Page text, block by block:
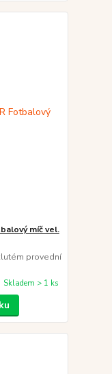
míč vel.
provední
Skladem > 1 ks